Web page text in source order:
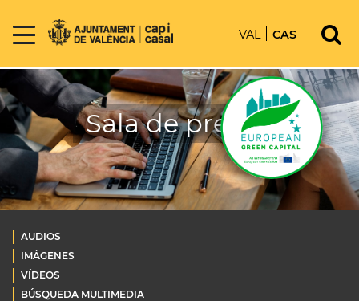
VAL CAS
Sala de prensa
AUDIOS
IMÁGENES
VÍDEOS
BÚSQUEDA MULTIMEDIA